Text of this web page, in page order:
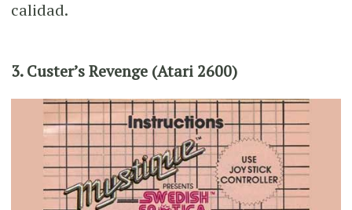
calidad.
3. Custer’s Revenge (Atari 2600)